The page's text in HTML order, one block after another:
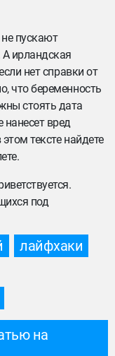
пускают
ирландская
нет справки от
что беременность
стоять дата
нанесет вред
тексте найдете
под
лайфхаки
на